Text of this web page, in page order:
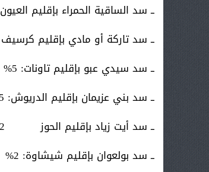
ــ سد الساقية الحمراء بإقليم العيون 45 %
ــ سد تاركة أو مادي بإقليم كرسيف 30%
ــ سد سيدي عبو بإقليم تاونات: 5%
ــ سد بني عزيمان بإقليم الدريوش: 5%
ــ سد أيت زياد بإقليم الحوز 2%
ــ سد بولعوان بإقليم شيشاوة: 2%